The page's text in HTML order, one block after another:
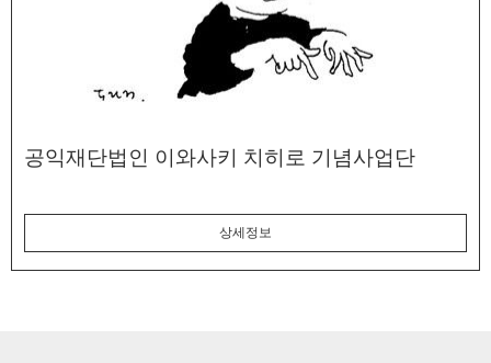
공익재단법인 이와사키 치히로 기념사업단
상세정보